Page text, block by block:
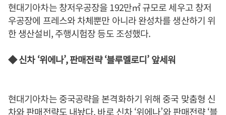
현대기아차는 창저우공장을 192만㎡ 규모로 세우고 창저
우공장에 프레스와 차체뿐만 아니라 완성차를 생산하기 위
한 생산설비, 주행시험장 등도 조성했다.
◆ 신차 ‘위에나’, 판매전략 ‘블루멜로디’ 앞세워
현대기아차는 중국공략을 본격화하기 위해 중국 맞춤형 신
차와 판매전략도 내놨다. 바로 신차 ‘위에나’와 판매전략 ‘블